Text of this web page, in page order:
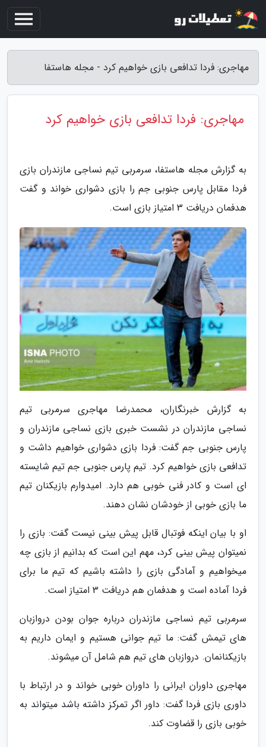
مهاجری: فردا تدافعی بازی خواهیم کرد - مجله هاستفا
مهاجری: فردا تدافعی بازی خواهیم کرد
به گزارش مجله هاستفا، سرمربی تیم نساجی مازندران بازی
فردا مقابل پارس جنوبی جم را بازی دشواری خواند و گفت
هدفمان دریافت 3 امتیاز بازی است.
به گزارش خبرنگاران، محمدرضا مهاجری سرمربی تیم
نساجی مازندران در نشست خبری بازی نساجی مازندران و
پارس جنوبی جم گفت: فردا بازی دشواری خواهیم داشت و
تدافعی بازی خواهیم کرد. تیم پارس جنوبی جم تیم شایسته
ای است و کادر فنی خوبی هم دارد. امیدوارم بازیکنان تیم
ما بازی خوبی از خودشان نشان دهند.
او با بیان اینکه فوتبال قابل پیش بینی نیست گفت: بازی را
نمیتوان پیش بینی کرد، مهم این است که بدانیم از بازی چه
میخواهیم و آمادگی بازی را داشته باشیم که تیم ما برای
فردا آماده است و هدفمان هم دریافت 3 امتیاز است.
سرمربی تیم نساجی مازندران درباره جوان بودن دروازبان
های تیمش گفت: ما تیم جوانی هستیم و ایمان داریم به
بازیکنانمان. دروازبان های تیم هم شامل آن میشوند.
مهاجری داوران ایرانی را داوران خوبی خواند و در ارتباط با
داوری بازی فردا گفت: داور اگر تمرکز داشته باشد میتواند به
خوبی بازی را قضاوت کند.